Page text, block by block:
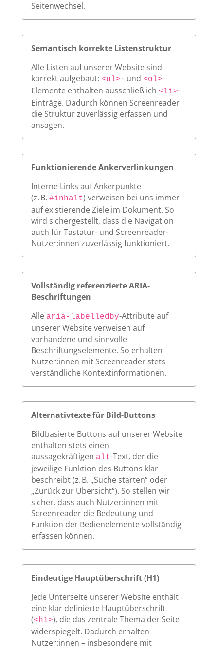
Seitenwechsel.
Semantisch korrekte Listenstruktur
Alle Listen auf unserer Website sind
korrekt aufgebaut: <ul>– und <ol>-
Elemente enthalten ausschließlich <li>-
Einträge. Dadurch können Screenreader
die Struktur zuverlässig erfassen und
ansagen.
Funktionierende Ankerverlinkungen
Interne Links auf Ankerpunkte
(z. B. #inhalt) verweisen bei uns immer
auf existierende Ziele im Dokument. So
wird sichergestellt, dass die Navigation
auch für Tastatur- und Screenreader-
Nutzer:innen zuverlässig funktioniert.
Vollständig referenzierte ARIA-
Beschriftungen
Alle aria-labelledby-Attribute auf
unserer Website verweisen auf
vorhandene und sinnvolle
Beschriftungselemente. So erhalten
Nutzer:innen mit Screenreader stets
verständliche Kontextinformationen.
Alternativtexte für Bild-Buttons
Bildbasierte Buttons auf unserer Website
enthalten stets einen
aussagekräftigen alt-Text, der die
jeweilige Funktion des Buttons klar
beschreibt (z. B. „Suche starten“ oder
„Zurück zur Übersicht“). So stellen wir
sicher, dass auch Nutzer:innen mit
Screenreader die Bedeutung und
Funktion der Bedienelemente vollständig
erfassen können.
Eindeutige Hauptüberschrift (H1)
Jede Unterseite unserer Website enthält
eine klar definierte Hauptüberschrift
(<h1>), die das zentrale Thema der Seite
widerspiegelt. Dadurch erhalten
Nutzer:innen – insbesondere mit